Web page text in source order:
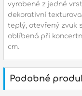
email:
Otevírací doba
pondělí – pátek :
sobota :
neděle :ZAVŘENO
státní svátky :
vyrobené z jedné
dekorativní
teplý, otevřený zvuk
oblíbená při
cm.
Podobné